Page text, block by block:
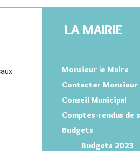
LA MAIRIE
Monsieur le Maire
Contacter Monsieur
Conseil Municipal
Comptes-rendus de
Budgets
Budgets 2023